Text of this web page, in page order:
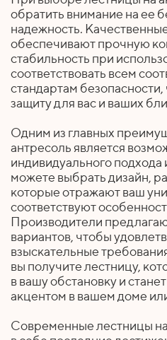
обратить внимание на ее
надежность.
обеспечивают прочную
стабильность при
соответствовать всем
стандартам
защиту для вас и ваших
Одним из главных
антресоль является
индивидуального
можете выбрать дизайн,
которые отражают ваш
соответствуют
Производители
вариантов, чтобы
взыскательные
вы получите лестницу,
в вашу обстановку и
акцентом в вашем доме
Современные лестницы